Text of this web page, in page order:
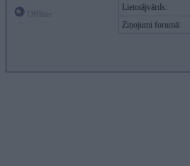
Lietotājvārds:
Ziņojumi forumā: